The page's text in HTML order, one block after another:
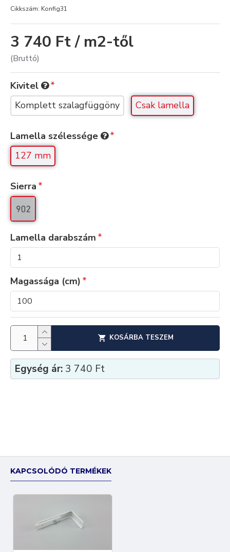
3 740 Ft / m2-től
(Bruttó)
Cikkszám: Konfig31
Kivitel
Komplett szalagfüggöny
Csak lamella
Lamella szélessége
127 mm
Sierra
Lamella darabszám
Magassága (cm)
KOSÁRBA TESZEM
Egység ár: 3 740 Ft
KAPCSOLÓDÓ TERMÉKEK